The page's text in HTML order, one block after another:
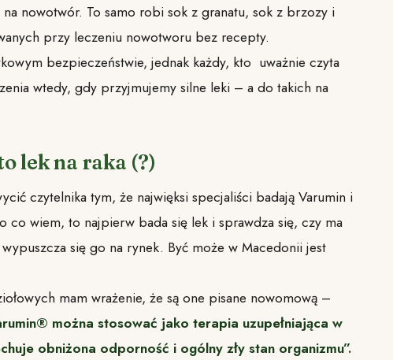
nowotwór. To samo robi sok z granatu, sok z brzozy i
przy leczeniu nowotworu bez recepty.
bezpieczeństwie, jednak każdy, kto uważnie czyta
wtedy, gdy przyjmujemy silne leki – a do takich na
lek na raka (?)
czytelnika tym, że najwięksi specjaliści badają Varumin i
co wiem, to najpierw bada się lek i sprawdza się, czy ma
się go na rynek. Być może w Macedonii jest
mam wrażenie, że są one pisane nowomową –
można stosować jako terapia uzupełniająca w
obniżona odporność i ogólny zły stan organizmu”.